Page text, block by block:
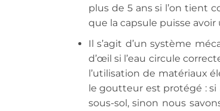
plus de 5 ans si l’on tient
que la capsule puisse
Il s’agit d’un système
d’œil si l’eau circule
l’utilisation de matériaux
le goutteur est protégé : si
sous-sol, sinon nous